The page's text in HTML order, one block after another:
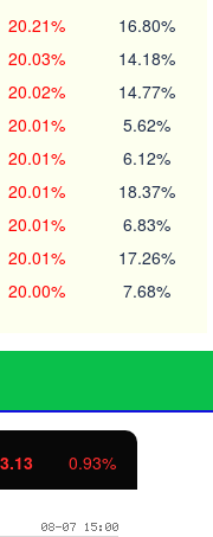
20.21% 16.80%
20.03% 14.18%
20.02% 14.77%
20.01% 5.62%
20.01% 6.12%
20.01% 18.37%
20.01% 6.83%
20.01% 17.26%
20.00% 7.68%